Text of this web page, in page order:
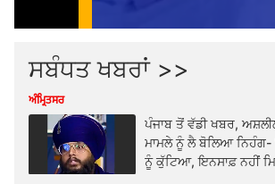
ਸਬੰਧਤ ਖਬਰਾਂ >>
ਅੰਮ੍ਰਿਤਸਰ
ਪੰਜਾਬ ਤੋਂ ਵੱਡੀ ਖਬਰ,
ਮਾਮਲੇ ਨੂੰ ਲੈ ਬੋਲਿਆ ਨਿਹੰਗ-
ਨੂੰ ਕੁੱਟਿਆ, ਇਨਸਾਫ਼ ਨਹੀਂ